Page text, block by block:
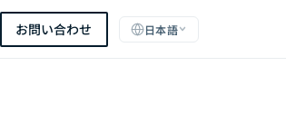
お問い合わせ 日本語